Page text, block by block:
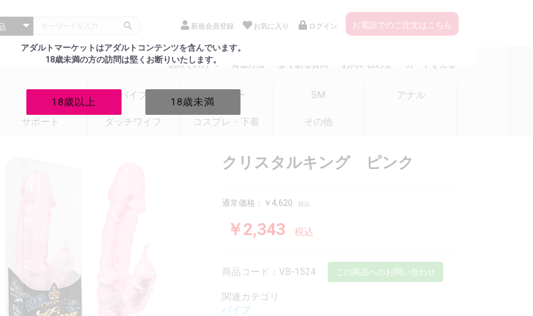
アダルトマーケットはアダルトコンテンツを含んでいます。
18歳未満の方の訪問は堅くお断りいたします。
18歳以上 18歳未満
新規会員登録 お気に入り ログイン お電話でのご注文はこちら
初めての方へ 発送方法 よくある質問 お問い合わせ カートを見る
バイブ ローター SM アナル
サポート ダッチワイフ コスプレ・下着 その他
クリスタルキング ピンク
通常価格：￥4,620 税込
￥2,343 税込
商品コード：VB-1524 この商品へのお問い合わせ
関連カテゴリ
バイブ